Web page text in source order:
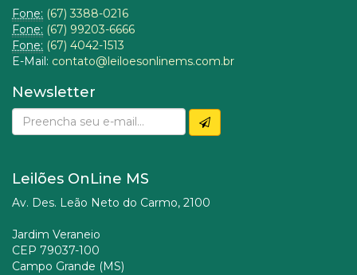
Fone: (67) 3388-0216
Fone: (67) 99203-6666
Fone: (67) 4042-1513
E-Mail: contato@leiloesonlinems.com.br
Newsletter
Leilões OnLine MS
Av. Des. Leão Neto do Carmo, 2100
Jardim Veraneio
CEP 79037-100
Campo Grande (MS)